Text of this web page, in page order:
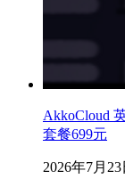
AkkoCloud
套餐699元
2026年7月23